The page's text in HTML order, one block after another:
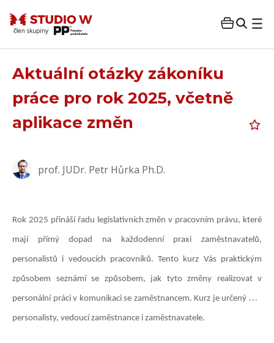
Aktuální otázky zákoníku
práce pro rok 2025, včetně
aplikace změn
prof. JUDr. Petr Hůrka Ph.D.
Rok 2025 přináší řadu legislativních změn v pracovním právu, které
mají přímý dopad na každodenní praxi zaměstnavatelů,
personalistů i vedoucích pracovníků. Tento kurz Vás praktickým
způsobem seznámí se způsobem, jak tyto změny realizovat v
personální práci v komunikaci se zaměstnancem. Kurz je určený pro
personalisty, vedoucí zaměstnance i zaměstnavatele.